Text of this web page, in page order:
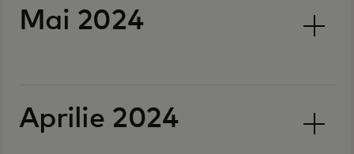
Mai 2024
Aprilie 2024